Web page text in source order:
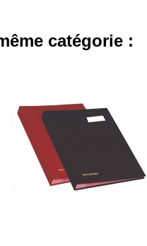
catégorie :